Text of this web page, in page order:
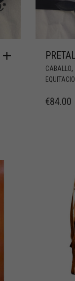
CABALLO,
€84.00